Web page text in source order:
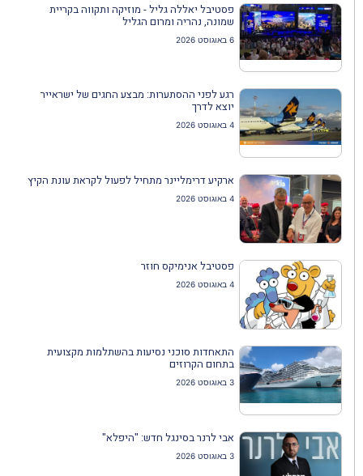
פסטיבל יאללה גליל - מוזיקה ותקווה בקריית
שמונה, נהריה ומרום הגליל
6 באוגוסט 2026
רגע לפני ההסתערות: מבצע החגים של ישראייר
יוצא לדרך
4 באוגוסט 2026
ארקיע דרימליינר מתחיל לפעול לקראת עונת הקיץ
4 באוגוסט 2026
פסטיבל אנימיקס חוזר
4 באוגוסט 2026
התאחדות סוכני נסיעות בהשתלמות מקצועית
בתחום הקרוזים
3 באוגוסט 2026
אבי לרנר בסינגל חדש: "היפלא"
3 באוגוסט 2026